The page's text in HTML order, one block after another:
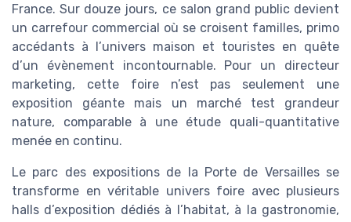
France. Sur douze jours, ce salon grand public devient
un carrefour commercial où se croisent familles, primo
accédants à l’univers maison et touristes en quête
d’un évènement incontournable. Pour un directeur
marketing, cette foire n’est pas seulement une
exposition géante mais un marché test grandeur
nature, comparable à une étude quali-quantitative
menée en continu.
Le parc des expositions de la Porte de Versailles se
transforme en véritable univers foire avec plusieurs
halls d’exposition dédiés à l’habitat, à la gastronomie,